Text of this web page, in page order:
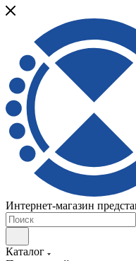
Интернет-магазин
Каталог